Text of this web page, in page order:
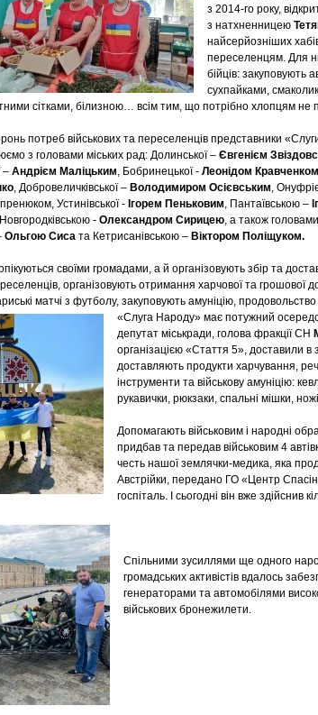
з 2014-го року,
з натхненницею
найсерйозніших
переселенцям. Для
бійців: закуповують
сухпайками,
сітками, білизною… всім тим, що потрібно хлопцям не
потреб військових та переселенців представники
з головами міських рад: Долинської – Євгенієм
– Андрієм Маліцьким, Бобринецької - Леонідом Кравченком
, Добровеличківської – Володимиром Осієвським,
Устинівської - Ігорем Пеньковим, Пантаївською –
- Олександром Сирицею, а також головами
Ольгою Сиса та Кетрисанівською – Віктором Поліщуком.
своїми громадами, а й організовують збір та
організовують отримання харчової та
матчі з футболу, закуповують амуніцію,
«Слуга Народу» має потужний
депутат міськради, голова фракції СН
організацією «Стаття 5», доставили в
доставляють продукти харчування,
інструменти та військову амуніцію:
рукавички, рюкзаки, спальні мішки,
Допомагають військовим і народні
придбав та передав військовим 4
честь нашої землячки-медика, яка
Австрійки, передано ГО «Центр
госпіталь. І сьогодні він вже здійснив
Спільними зусиллями ще одного
громадських активістів вдалось
генераторами та автомобілями
військових бронежилети.